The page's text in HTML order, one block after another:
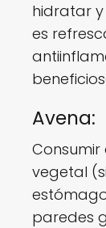
hidratar
es
Avena:
vegetal
paredes